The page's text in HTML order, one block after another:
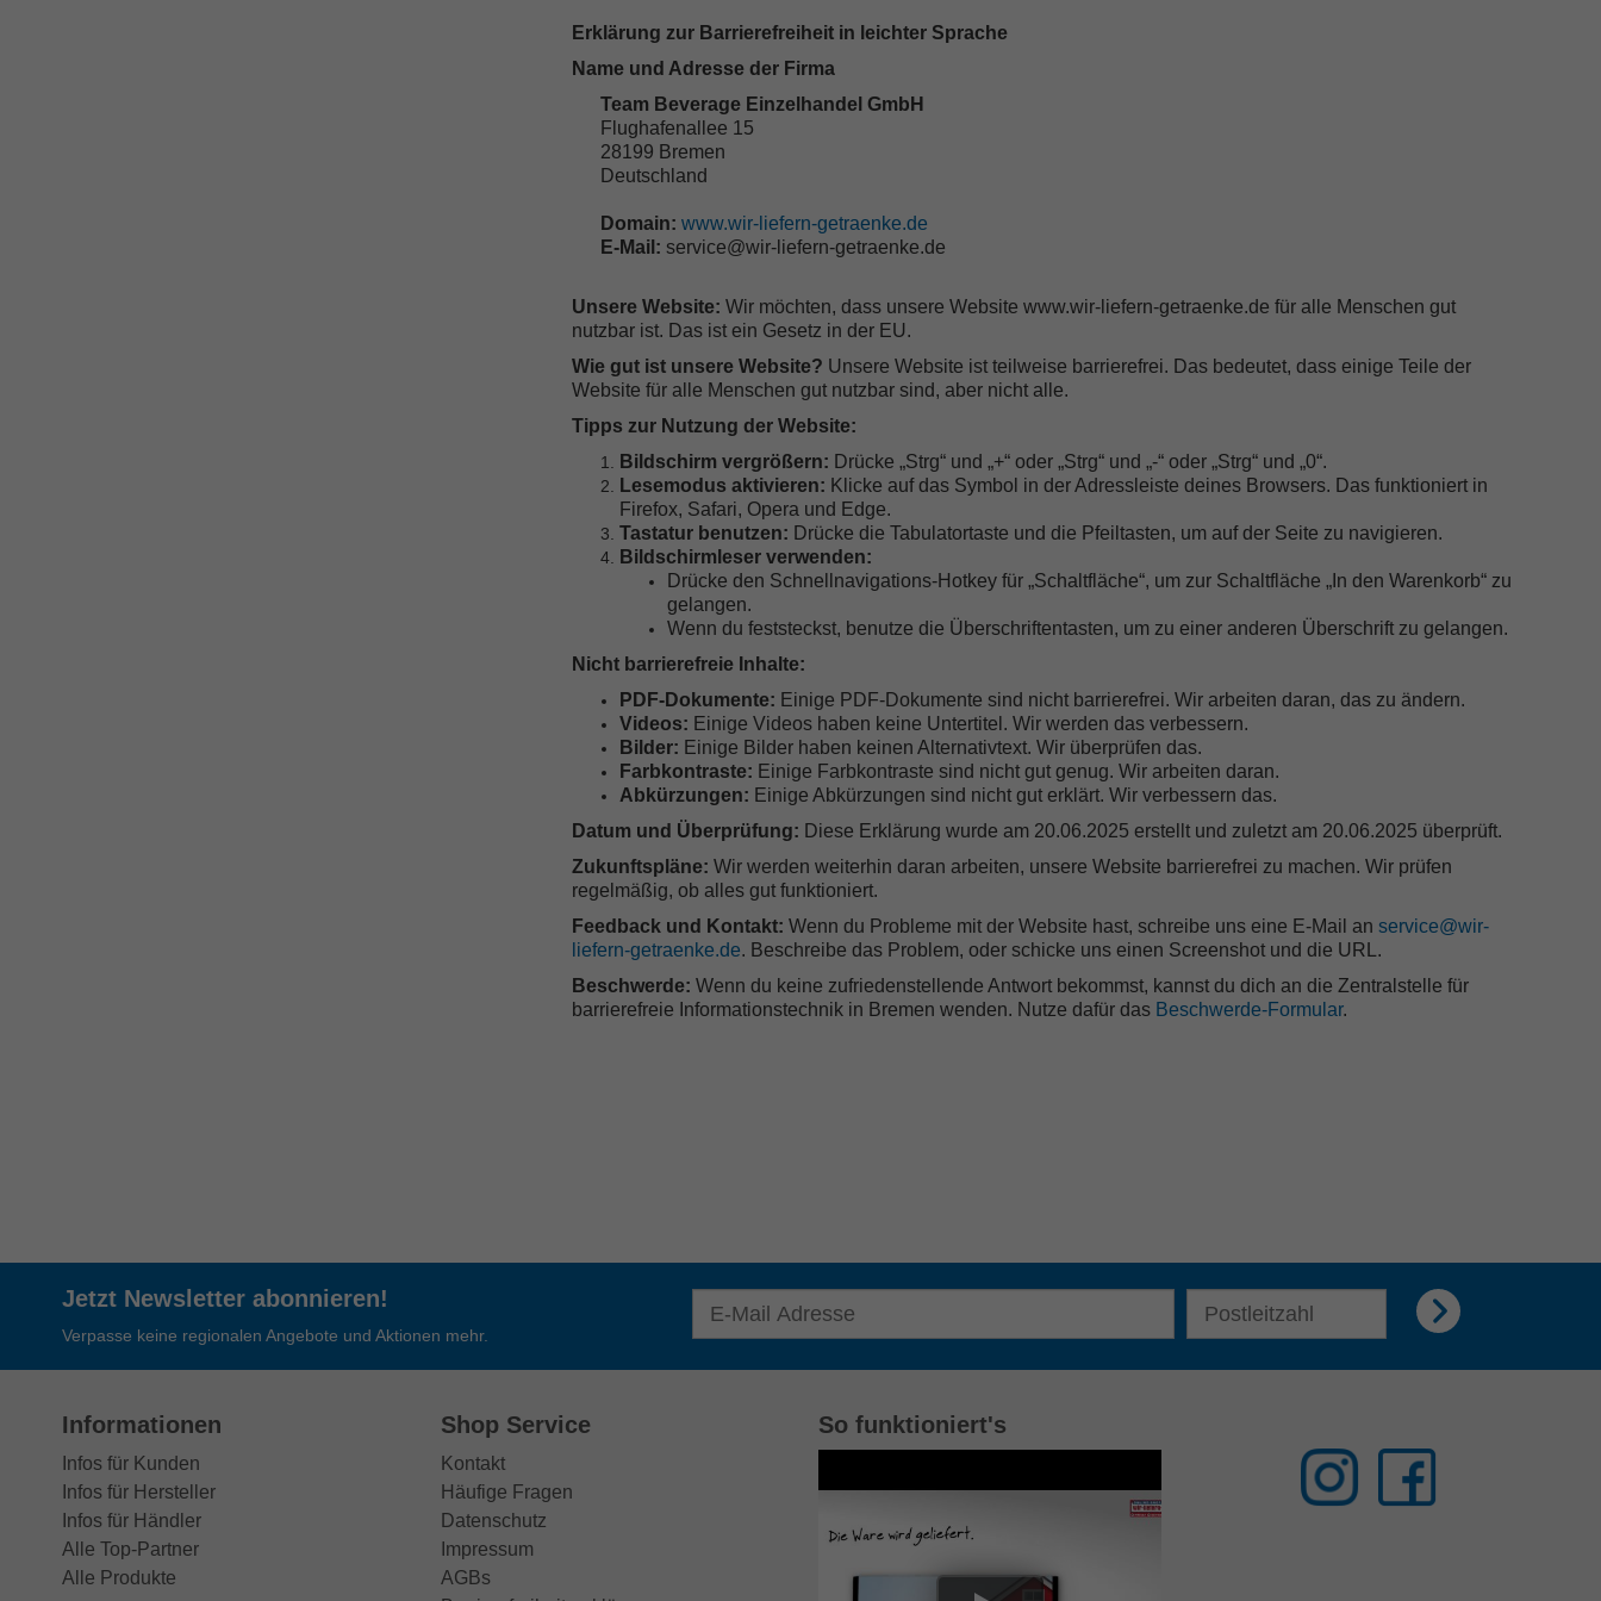
Erklärung zur Barrierefreiheit in leichter Sprache
Name und Adresse der Firma
Team Beverage Einzelhandel GmbH
Flughafenallee 15
28199 Bremen
Deutschland
Domain: www.wir-liefern-getraenke.de
E-Mail: service@wir-liefern-getraenke.de
Unsere Website: Wir möchten, dass unsere Website www.wir-liefern-getraenke.de für alle Menschen gut
nutzbar ist. Das ist ein Gesetz in der EU.
Wie gut ist unsere Website? Unsere Website ist teilweise barrierefrei. Das bedeutet, dass einige Teile der
Website für alle Menschen gut nutzbar sind, aber nicht alle.
Tipps zur Nutzung der Website:
Bildschirm vergrößern: Drücke „Strg“ und „+“ oder „Strg“ und „-“ oder „Strg“ und „0“.
Lesemodus aktivieren: Klicke auf das Symbol in der Adressleiste deines Browsers. Das funktioniert in
Firefox, Safari, Opera und Edge.
Tastatur benutzen: Drücke die Tabulatortaste und die Pfeiltasten, um auf der Seite zu navigieren.
Bildschirmleser verwenden:
Drücke den Schnellnavigations-Hotkey für „Schaltfläche“, um zur Schaltfläche „In den Warenkorb“ zu
gelangen.
Wenn du feststeckst, benutze die Überschriftentasten, um zu einer anderen Überschrift zu gelangen.
Nicht barrierefreie Inhalte:
PDF-Dokumente: Einige PDF-Dokumente sind nicht barrierefrei. Wir arbeiten daran, das zu ändern.
Videos: Einige Videos haben keine Untertitel. Wir werden das verbessern.
Bilder: Einige Bilder haben keinen Alternativtext. Wir überprüfen das.
Farbkontraste: Einige Farbkontraste sind nicht gut genug. Wir arbeiten daran.
Abkürzungen: Einige Abkürzungen sind nicht gut erklärt. Wir verbessern das.
Datum und Überprüfung: Diese Erklärung wurde am 20.06.2025 erstellt und zuletzt am 20.06.2025 überprüft.
Zukunftspläne: Wir werden weiterhin daran arbeiten, unsere Website barrierefrei zu machen. Wir prüfen
regelmäßig, ob alles gut funktioniert.
Feedback und Kontakt: Wenn du Probleme mit der Website hast, schreibe uns eine E-Mail anservice@wir-
liefern-getraenke.de. Beschreibe das Problem, oder schicke uns einen Screenshot und die URL.
Beschwerde: Wenn du keine zufriedenstellende Antwort bekommst, kannst du dich an die Zentralstelle für
barrierefreie Informationstechnik in Bremen wenden. Nutze dafür das Beschwerde-Formular.
Jetzt Newsletter abonnieren!
Verpasse keine regionalen Angebote und Aktionen mehr.
E-Mail Adresse für Newsletter eingeben
Informationen
Infos für Kunden
Infos für Hersteller
Infos für Händler
Alle Top-Partner
Alle Produkte
Shop Service
Kontakt
Häufige Fragen
Datenschutz
Impressum
AGBs
So funktioniert's